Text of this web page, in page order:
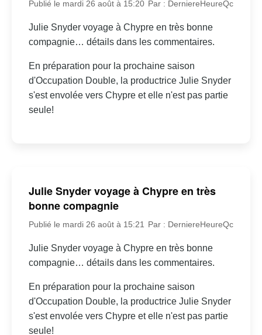
Publié le mardi 26 août à 15:20 Par : DerniereHeureQc
Julie Snyder voyage à Chypre en très bonne
compagnie… détails dans les commentaires.
En préparation pour la prochaine saison
d'Occupation Double, la productrice Julie Snyder
s'est envolée vers Chypre et elle n'est pas partie
seule!
Julie Snyder voyage à Chypre en très
bonne compagnie
Publié le mardi 26 août à 15:21 Par : DerniereHeureQc
Julie Snyder voyage à Chypre en très bonne
compagnie… détails dans les commentaires.
En préparation pour la prochaine saison
d'Occupation Double, la productrice Julie Snyder
s'est envolée vers Chypre et elle n'est pas partie
seule!